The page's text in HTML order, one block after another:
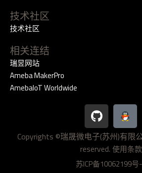
技术社区
技术社区
相关连结
瑞昱网站
Ameba MakerPro
AmebaIoT Worldwide
G
i
t
h
u
b
Copyrights ©瑞晟微电子(苏州)有限
reserved. 使用条款
苏ICP备10062199号